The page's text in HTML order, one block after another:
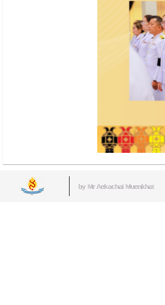
by Mr.Aekachai Muenkhat